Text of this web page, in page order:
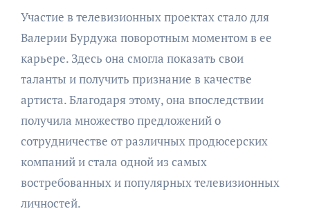
Участие в телевизионных проектах стало для
Валерии Бурдужа поворотным моментом в ее
карьере. Здесь она смогла показать свои
таланты и получить признание в качестве
артиста. Благодаря этому, она впоследствии
получила множество предложений о
сотрудничестве от различных продюсерских
компаний и стала одной из самых
востребованных и популярных телевизионных
личностей.